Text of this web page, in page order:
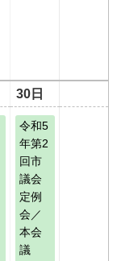
30日
令和5
年第2
回市
議会
定例
会／
本会
議